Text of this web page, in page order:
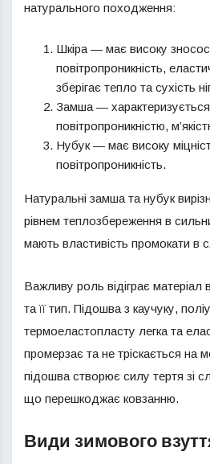
натурального походження:
Шкіра — має високу
повітропроникність,
зберігає тепло та сухість
Замша — характеризується
повітропроникністю,
Нубук — має високу
повітропроникність.
Натуральні замша та нубук
рівнем теплозбереження в
мають властивість промокати в
Важливу роль відіграє матеріал
та її тип. Підошва з каучуку,
термоеластопласту легка та
промерзає та не тріскається на
підошва створює силу тертя зі
що перешкоджає ковзанню.
Види зимового